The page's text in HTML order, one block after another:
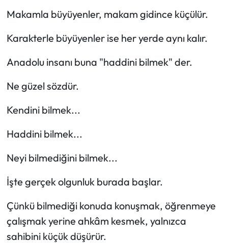
Makamla büyüyenler, makam gidince küçülür.
Karakterle büyüyenler ise her yerde aynı kalır.
Anadolu insanı buna "haddini bilmek" der.
Ne güzel sözdür.
Kendini bilmek...
Haddini bilmek...
Neyi bilmediğini bilmek...
İşte gerçek olgunluk burada başlar.
Çünkü bilmediği konuda konuşmak, öğrenmeye
çalışmak yerine ahkâm kesmek, yalnızca
sahibini küçük düşürür.